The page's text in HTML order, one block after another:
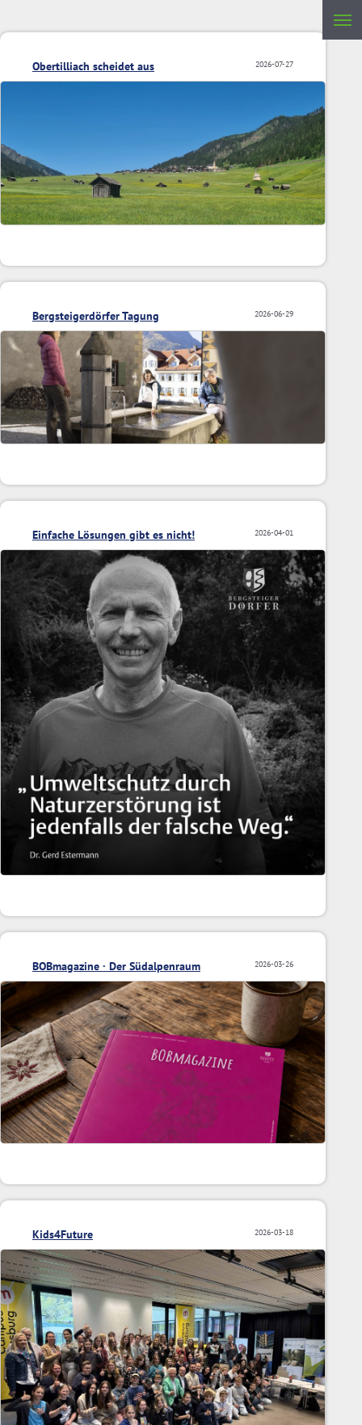
2026-07-27
Obertilliach scheidet aus
2026-06-29
Bergsteigerdörfer Tagung
2026-04-01
Einfache Lösungen gibt es nicht!
2026-03-26
BOBmagazine · Der Südalpenraum
2026-03-18
Kids4Future